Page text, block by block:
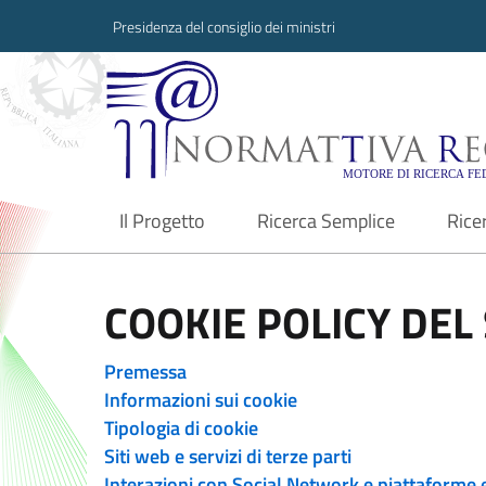
Presidenza del consiglio dei ministri
Normattiva
Il Progetto
current Ricerca Semplice
COOKIE POLICY
Premessa
Informazioni sui cookie
Tipologia di cookie
Siti web e servizi di terze parti